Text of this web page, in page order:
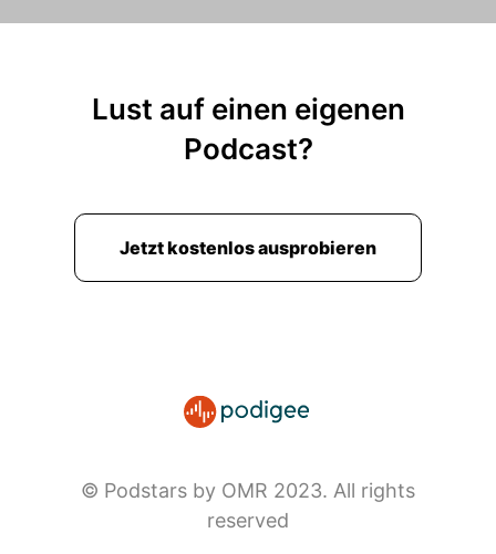
Lust auf einen eigenen
Podcast?
Jetzt kostenlos ausprobieren
© Podstars by OMR 2023. All rights
reserved